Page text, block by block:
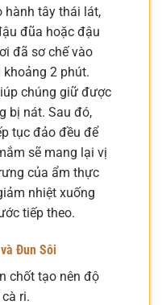
hành tây thái lát,
đũa hoặc đậu
đã sơ chế vào
2 phút.
chúng giữ được
bị nát. Sau đó,
tục đảo đều để
sẽ mang lại vị
của ẩm thực
nhiệt xuống
tiếp theo.
Đun Sôi
chốt tạo nên độ
ri.